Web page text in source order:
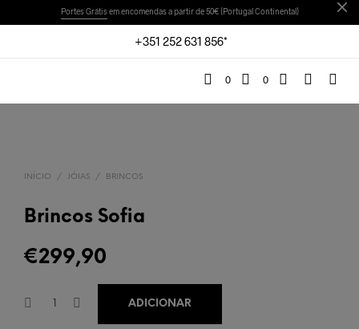
Portes Grátisem encomendas a partir de 50€ (Portugal Continental)
+351 252 631 856*
0 0
INÍCIO / JÓIAS / BRINCOS
Brincos Sofia
€299,90
ADICIONAR